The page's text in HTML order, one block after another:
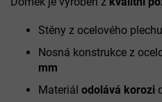
Stěny z ocelového plechu
Nosná konstrukce z
mm
Materiál odolává korozi